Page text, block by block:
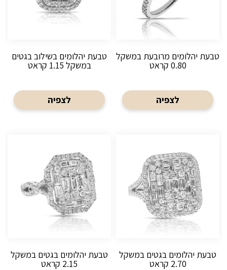
טבעת יהלומים מרובעת במשקל
0.80 קראט
לצפיה
טבעת יהלומים בשילוב בגטים
במשקל 1.15 קראט
לצפיה
טבעת יהלומים בגטים במשקל
2.70 קראט
טבעת יהלומים בגטים במשקל
2.15 קראט